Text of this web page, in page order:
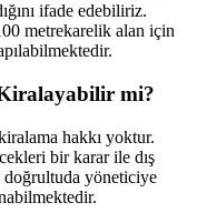
ifade edebiliriz.
metrekarelik alan için
Kiralayabilir mi?
hakkı yoktur.
bir karar ile dış
doğrultuda yöneticiye